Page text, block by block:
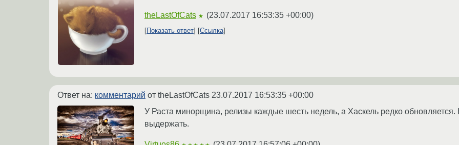
theLastOfCats ★ (23.07.2017 16:53:35 +00:00)
Показать ответ Ссылка
Ответ на: комментарий от theLastOfCats 23.07.2017 16:53:35 +00:00
У Раста минорщина, релизы каждые шесть недель, а Хаскель редко обновляется.
выдержать.